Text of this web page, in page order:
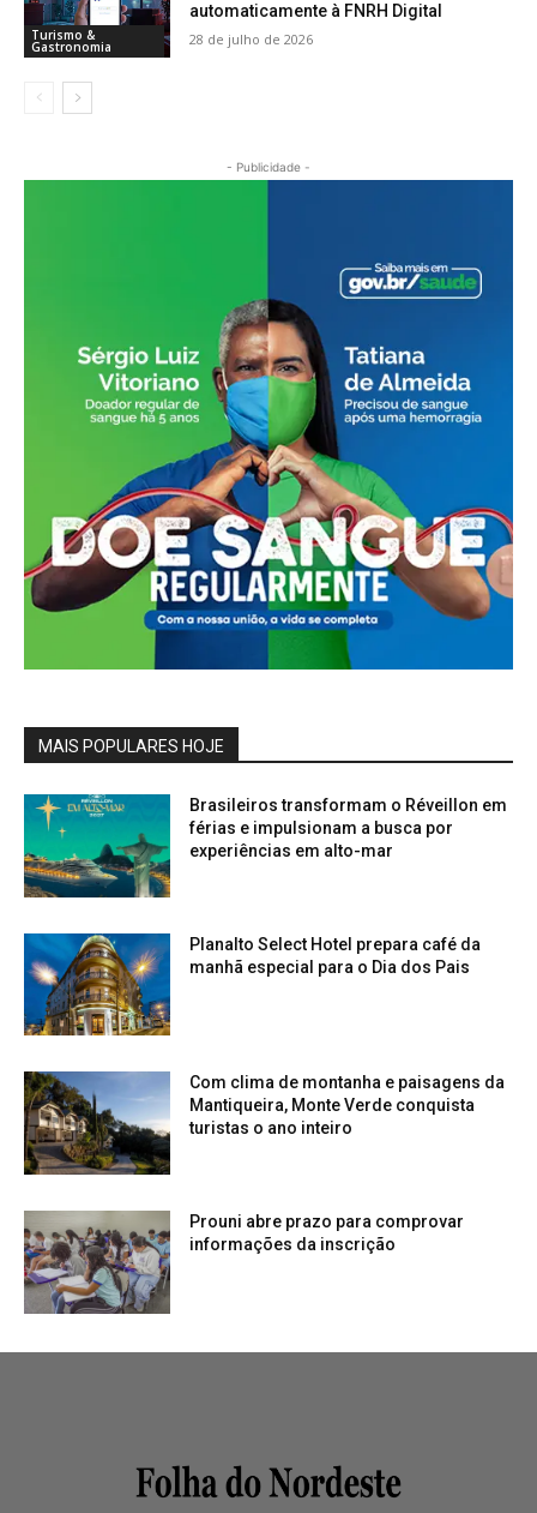
Turismo &
Gastronomia
automaticamente à FNRH Digital
28 de julho de 2026
- Publicidade -
MAIS POPULARES HOJE
Brasileiros transformam o Réveillon em
férias e impulsionam a busca por
experiências em alto-mar
Planalto Select Hotel prepara café da
manhã especial para o Dia dos Pais
Com clima de montanha e paisagens da
Mantiqueira, Monte Verde conquista
turistas o ano inteiro
Prouni abre prazo para comprovar
informações da inscrição